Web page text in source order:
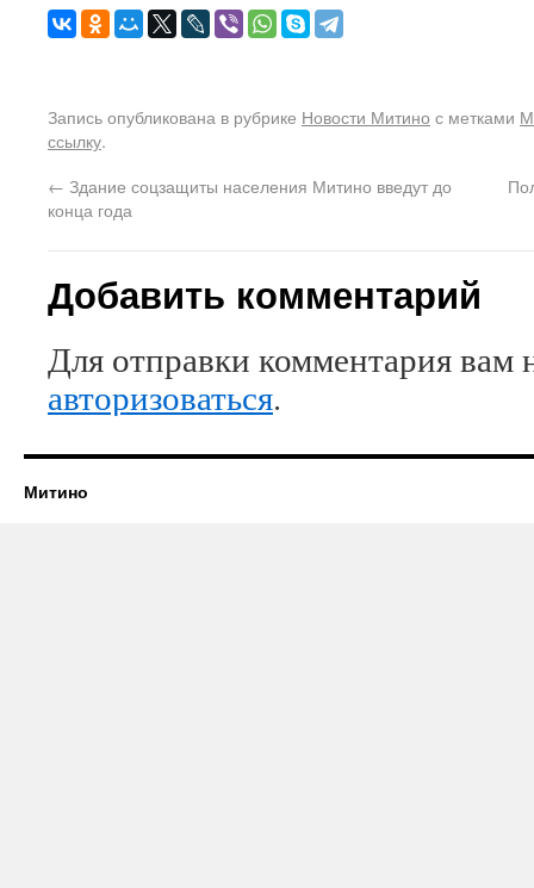
Запись опубликована в рубрике Новости Митино с метками
ссылку.
← Здание соцзащиты населения Митино введут до
конца года
Добавить комментарий
Для отправки комментария вам
авторизоваться.
Митино